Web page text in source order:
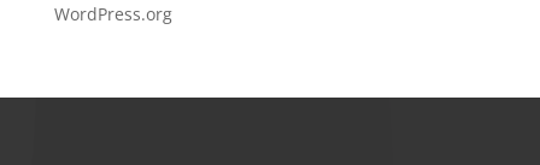
WordPress.org